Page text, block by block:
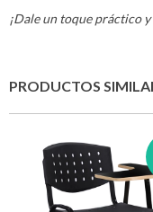
¡Dale un toque práctico
PRODUCTOS